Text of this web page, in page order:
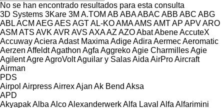
No se han encontrado resultados para esta consulta
3D Systems 3Kare 3M A.TOM AB ABAABAC ABB ABC ABG
ABLACM AEGAES AGTAL-KOAMAAMS AMTAP APVARO
ASM ATS AVK AVR AVS AXAAZ AZOAbatAbeneAccuteX
AccuwayAciera Adast Maxima AdigeAdira AermecAeromatic
Aerzen AffeldtAgathon Agfa AggrekoAgie CharmillesAgie
AgilentAgreAgroVoltAguilar y SalasAida AirProAircraft
Airman
PDS
Airpol AirpressAirrexAjan Ak Bend Aksa
APD
AkyapakAlba AlcoAlexanderwerkAlfa Laval Alfa Alfarimini